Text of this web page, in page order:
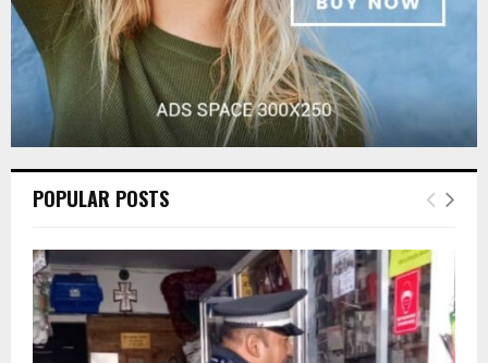
POPULAR POSTS